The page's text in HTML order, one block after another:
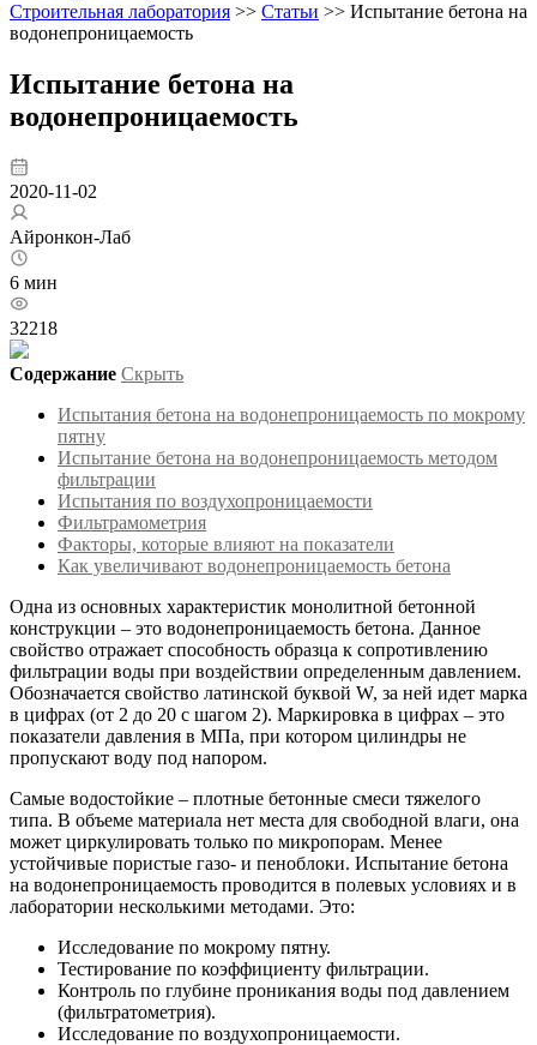
Строительная лаборатория >> Статьи >> Испытание бетона на
водонепроницаемость
Испытание бетона на
водонепроницаемость
2020-11-02
Айронкон-Лаб
6 мин
32218
Содержание Скрыть
Испытания бетона на водонепроницаемость по мокрому
пятну
Испытание бетона на водонепроницаемость методом
фильтрации
Испытания по воздухопроницаемости
Фильтрамометрия
Факторы, которые влияют на показатели
Как увеличивают водонепроницаемость бетона
Одна из основных характеристик монолитной бетонной
конструкции – это водонепроницаемость бетона. Данное
свойство отражает способность образца к сопротивлению
фильтрации воды при воздействии определенным давлением.
Обозначается свойство латинской буквой W, за ней идет марка
в цифрах (от 2 до 20 с шагом 2). Маркировка в цифрах – это
показатели давления в МПа, при котором цилиндры не
пропускают воду под напором.
Самые водостойкие – плотные бетонные смеси тяжелого
типа. В объеме материала нет места для свободной влаги, она
может циркулировать только по микропорам. Менее
устойчивые пористые газо- и пеноблоки. Испытание бетона
на водонепроницаемость проводится в полевых условиях и в
лаборатории несколькими методами. Это:
Исследование по мокрому пятну.
Тестирование по коэффициенту фильтрации.
Контроль по глубине проникания воды под давлением
(фильтратометрия).
Исследование по воздухопроницаемости.